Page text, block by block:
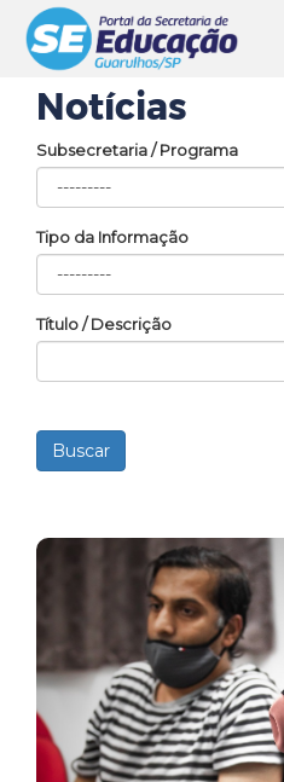
Notícias
Subsecretaria / Programa
Tipo da Informação
Título / Descrição